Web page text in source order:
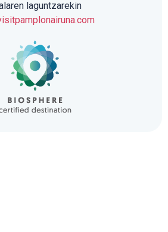
laguntzarekin